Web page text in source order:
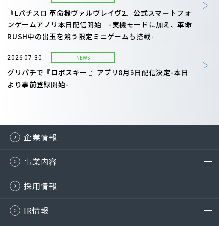
『Lパチスロ 革命機ヴァルヴレイヴ2』公式スマートフォ
ンゲームアプリ本日配信開始 -実機モードに加え、革命
RUSH中の出玉を競う限定ミニゲームも搭載-
2026.07.30 NEWS
グリパチで『ロボスキーI』アプリ8月6日配信決定-本日
より事前登録開始-
企業情報
事業内容
採用情報
IR情報